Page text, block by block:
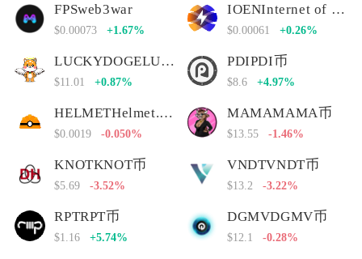
FPSweb3war
$0.00073 +1.67%
IOENInternet of Energy Network
$0.00061 +0.26%
LUCKYDOGELUCKYDOGE币
$11.01 +0.87%
PDIPDI币
$8.6 +4.97%
HELMETHelmet.insure Governance Token
$0.0019 -0.050%
MAMAMAMA币
$13.55 -1.46%
KNOTKNOT币
$5.69 -3.52%
VNDTVNDT币
$13.2 -3.22%
RPTRPT币
$1.16 +5.74%
DGMVDGMV币
$12.1 -0.28%